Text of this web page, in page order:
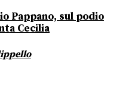
Pappano, sul podio
Cecilia